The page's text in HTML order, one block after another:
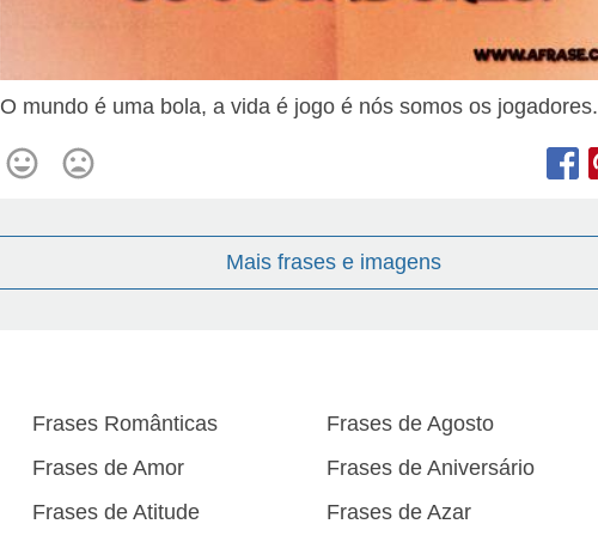
O mundo é uma bola, a vida é jogo é nós somos os jogadores.
Mais frases e imagens
Frases Românticas Frases de Agosto
Frases de Amor Frases de Aniversário
Frases de Atitude Frases de Azar